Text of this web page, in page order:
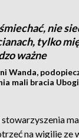
nie
tylko
ważne
Wanda,
mali bracia
na wigilię ze